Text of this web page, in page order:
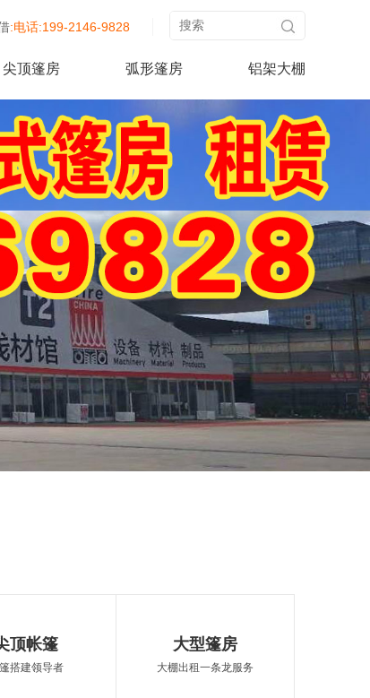
:电话:199-2146-9828
尖顶篷房 弧形篷房 铝架大棚
顶帐篷
搭建领导者
大型篷房
大棚出租一条龙服务